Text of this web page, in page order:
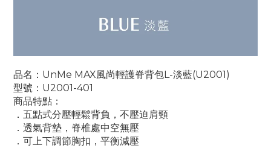
品名：UnMe MAX風尚輕護脊背包L-淡藍(U2001)
型號：U2001-401
商品特點：
．五點式分壓輕鬆背負，不壓迫肩頸
． 透氣背墊，脊椎處中空無壓
． 可上下調節胸扣，平衡減壓